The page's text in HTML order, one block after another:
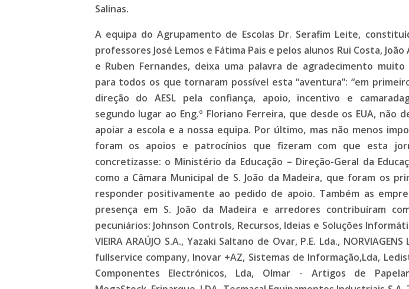
Salinas.
A equipa do Agrupamento de Escolas Dr. Serafim Leite,
professores José Lemos e Fátima Pais e pelos alunos Rui Costa, João
e Ruben Fernandes, deixa uma palavra de agradecimento muito
para todos os que tornaram possível esta “aventura”: “em
direção do AESL pela confiança, apoio, incentivo e
segundo lugar ao Eng.º Floriano Ferreira, que desde os EUA, não
apoiar a escola e a nossa equipa. Por último, mas não menos
foram os apoios e patrocínios que fizeram com que esta
concretizasse: o Ministério da Educação – Direção-Geral da
como a Câmara Municipal de S. João da Madeira, que foram os
responder positivamente ao pedido de apoio. Também as
presença em S. João da Madeira e arredores contribuíram
pecuniários: Johnson Controls, Recursos, Ideias e Soluções
VIEIRA ARAÚJO S.A., Yazaki Saltano de Ovar, P.E. Lda., NORVIAGENS
fullservice company, Inovar +AZ, Sistemas de Informação,Lda,
Componentes Electrónicos, Lda, Olmar - Artigos de